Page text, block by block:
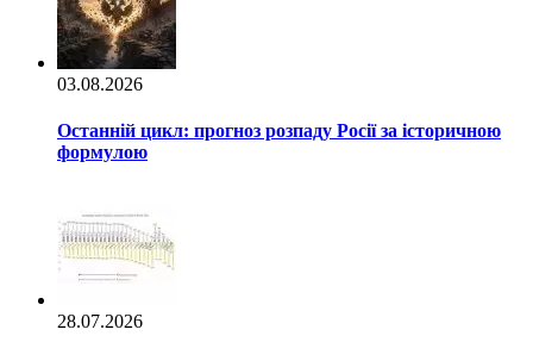
03.08.2026
Останній цикл: прогноз розпаду Росії за історичною
формулою
28.07.2026